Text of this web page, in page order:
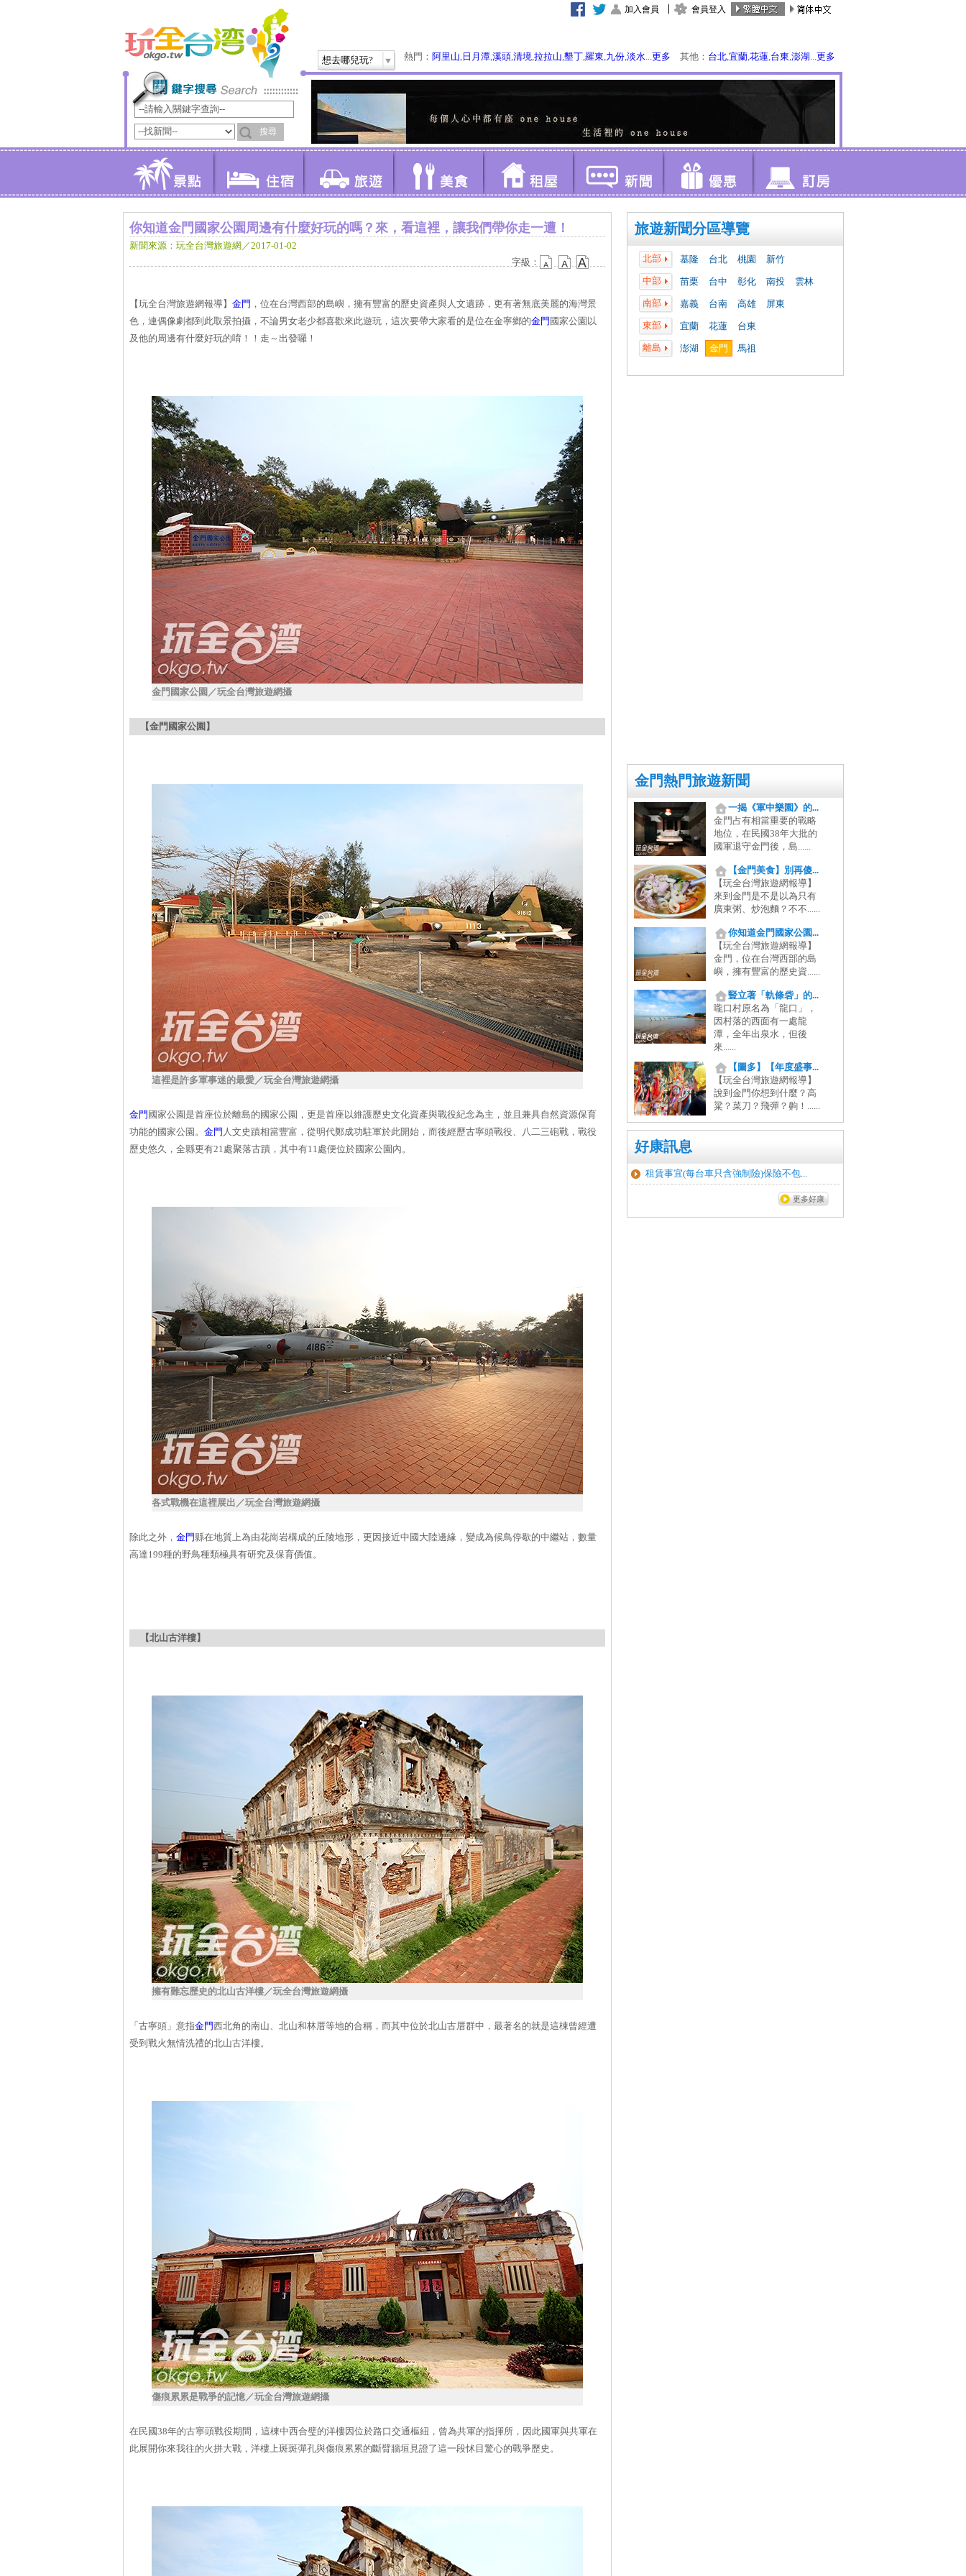
加入會員 會員登入
想去哪兒玩? 熱門： 阿里山, 日月潭,溪頭,清境,拉拉山,墾丁,羅東,九份,淡水...更多 其他： 台北,宜蘭,花蓮,台東,澎湖...更多
旅遊新聞分區導覽
北部 基隆 台北 桃園
新竹
中部
苗栗 台中 彰化 南投
雲林
南部
嘉義 台南 高雄
屏東
東部
宜蘭 花蓮
台東
離島
澎湖 金門 馬祖
金門熱門旅遊新聞
一揭《軍中樂園》的...
金門占有相當重要的戰略
地位，在民國38年大批的
國軍退守金門後，島......
【金門美食】別再傻...
【玩全台灣旅遊網報導】
來到金門是不是以為只有
廣東粥、炒泡麵？不不......
你知道金門國家公園...
【玩全台灣旅遊網報導】
金門，位在台灣西部的島
嶼，擁有豐富的歷史資......
豎立著「軌條砦」的...
嚨口村原名為「龍口」，
因村落的西面有一處龍
潭，全年出泉水，但後
來......
【圖多】【年度盛事...
【玩全台灣旅遊網報導】
說到金門你想到什麼？高
粱？菜刀？飛彈？齁！......
好康訊息
租賃事宜(每台車只含強制險)保險不包...
更多好康
字級：
你知道金門國家公園周邊有什麼好玩的嗎？來，看這裡，讓我們帶你走一遭！
新聞來源：玩全台灣旅遊網／2017-01-02
【玩全台灣旅遊網報導】 金門 ，位在台灣西部的島嶼，擁有豐富的歷史資產與人文遺跡，更有著無底美麗的海灣景
色，連偶像劇都到此取景拍攝，不論男女老少都喜歡來此遊玩，這次要帶大家看的是位在金寧鄉的金門 國家公園以
及他的周邊有什麼好玩的唷！！走～出發囉！
金門國家公園／玩全台灣旅遊網攝
【金門國家公園】
這裡是許多軍事迷的最愛／玩全台灣旅遊網攝
金門 國家公園是首座位於離島的國家公園，更是首座以維護歷史文化資產與戰役紀念為主，並且兼具自然資源保育
功能的國家公園。 金門 人文史蹟相當豐富，從明代鄭成功駐軍於此開始，而後經歷古寧頭戰役、八二三砲戰，戰役
歷史悠久，全縣更有21處聚落古蹟，其中有11處便位於國家公園內。
各式戰機在這裡展出／玩全台灣旅遊網攝
除此之外， 金門縣在地質上為由花崗岩構成的丘陵地形，更因接近中國大陸邊緣，變成為候鳥停歇的中繼站，數量
高達199種的野鳥種類極具有研究及保育價值。
【北山古洋樓】
擁有難忘歷史的北山古洋樓／玩全台灣旅遊網攝
「古寧頭」意指金門西北角的南山、北山和林厝等地的合稱，而其中位於北山古厝群中，最著名的就是這棟曾經遭
受到戰火無情洗禮的北山古洋樓。
傷痕累累是戰爭的記憶／玩全台灣旅遊網攝
在民國38年的古寧頭戰役期間，這棟中西合璧的洋樓因位於路口交通樞紐，曾為共軍的指揮所，因此國軍與共軍在
此展開你來我往的火拼大戰，洋樓上斑斑彈孔與傷痕累累的斷臂牆垣見證了這一段怵目驚心的戰爭歷史。